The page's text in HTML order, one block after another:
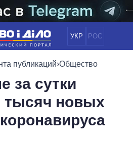
УКР РОС
ПОЛИТИКА
ЭКОНОМИКА
ОБЩЕСТВО
публикаций›Общество
за сутки
тысяч новых